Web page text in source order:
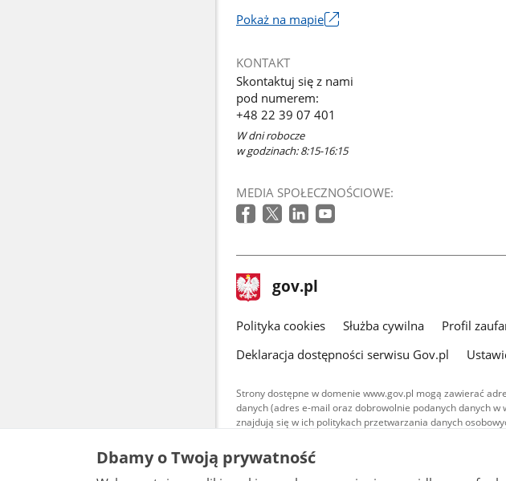
Pokaż na mapie
się
w
nowym
oknie
KONTAKT
Skontaktuj się z nami
pod numerem:
+48 22 39 07 401
W dni robocze
w godzinach: 8:15-16:15
MEDIA SPOŁECZNOŚCIOWE:
stopka
gov.pl Strona
gov.pl
gov.pl
Polityka cookies Służba cywilna Profil
Deklaracja dostępności serwisu Gov.pl
Strony dostępne w domenie www.gov.pl mogą zawierać
danych (adres e-mail oraz dobrowolnie podanych danych w
znajdują się w ich politykach przetwarzania danych
Treści tekstowe publikowane w serwisie (z
udostępniane na licencji typu Creative
warunkach 4.0 (CC BY-SA 4.0). Materiały
Dbamy o Twoją prywatność